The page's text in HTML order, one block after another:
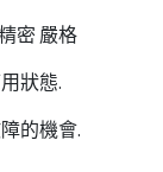
密 嚴格
狀態.
的機會.